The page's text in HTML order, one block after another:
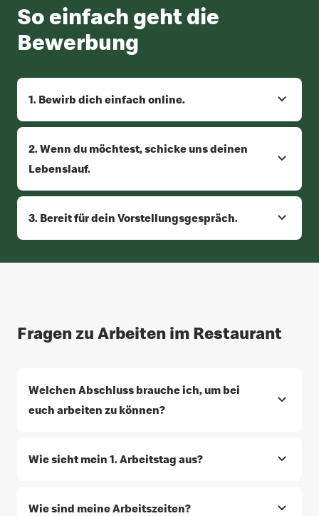
So einfach geht die
Bewerbung
1. Bewirb dich einfach online.
2. Wenn du möchtest, schicke uns deinen
Lebenslauf.
3. Bereit für dein Vorstellungsgespräch.
Fragen zu Arbeiten im Restaurant
Welchen Abschluss brauche ich, um bei
euch arbeiten zu können?
Wie sieht mein 1. Arbeitstag aus?
Wie sind meine Arbeitszeiten?